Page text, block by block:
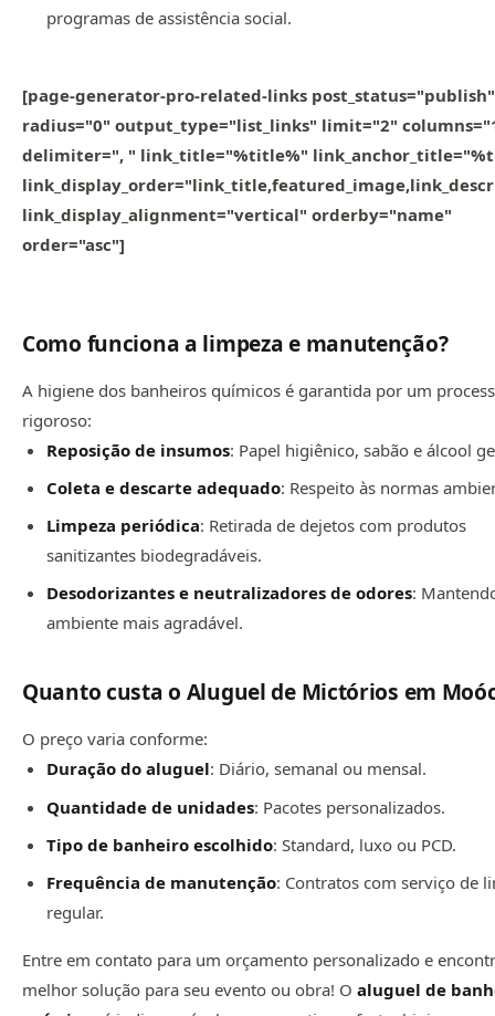
programas de assistência social.
[page-generator-pro-related-links post_status="publish"
radius="0" output_type="list_links" limit="2"
delimiter=", " link_title="%title%"
link_display_alignment="vertical" orderby="name"
order="asc"]
Como funciona a limpeza e manutenção?
A higiene dos banheiros químicos é garantida por um
rigoroso:
Reposição de insumos: Papel higiênico, sabão e álcool
Coleta e descarte adequado: Respeito às normas
Limpeza periódica: Retirada de dejetos com produtos
sanitizantes biodegradáveis.
Desodorizantes e neutralizadores de odores:
ambiente mais agradável.
Quanto custa o Aluguel de Mictórios em
O preço varia conforme:
Duração do aluguel: Diário, semanal ou mensal.
Quantidade de unidades: Pacotes personalizados.
Tipo de banheiro escolhido: Standard, luxo ou PCD.
Frequência de manutenção: Contratos com serviço de
regular.
Entre em contato para um orçamento personalizado e
melhor solução para seu evento ou obra! O aluguel de